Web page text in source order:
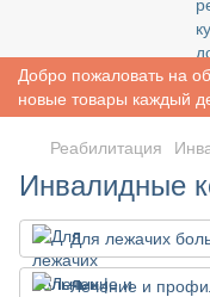
Добро пожаловать на
новые товары каждый
Реабилитация
Инвалидные
Для лежачих
Лечение и